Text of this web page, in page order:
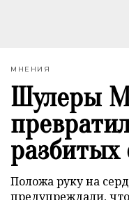
МНЕНИЯ
Шулеры
Положа руку на
предупреждали,